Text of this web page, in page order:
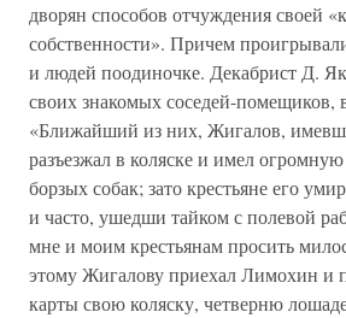
дворян способов отчуждения своей
собственности». Причем
и людей поодиночке. Декабрист Д.
своих знакомых соседей-помещиков,
«Ближайший из них, Жигалов,
разъезжал в коляске и имел
борзых собак; зато крестьяне его
и часто, ушедши тайком с полевой
мне и моим крестьянам просить
этому Жигалову приехал Лимохин и
карты свою коляску, четверню